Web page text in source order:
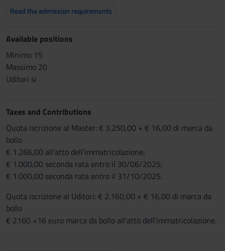
Read the admission requirements
Available positions
Minimo 15
Massimo 20
Uditori si
Taxes and Contributions
Quota iscrizione al Master: € 3.250,00 + € 16,00 di marca da
bollo
€ 1.266,00 all’atto dell’immatricolazione;
€ 1.000,00 seconda rata entro il 30/06/2025;
€ 1.000,00 seconda rata entro il 31/10/2025.
Quota iscrizione al Uditori: € 2.160,00 + € 16,00 di marca da
bollo
€ 2160 +16 euro marca da bollo all’atto dell’immatricolazione.